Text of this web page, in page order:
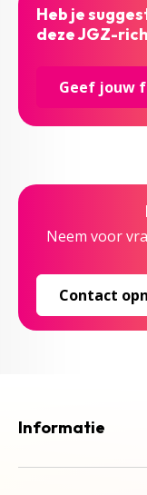
Heb je
deze JGZ-
Geef jouw
Neem voor
Contact
Informatie